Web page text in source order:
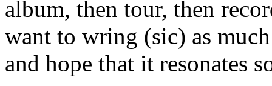
album, then tour, then
want to wring (sic) as
and hope that it resonates